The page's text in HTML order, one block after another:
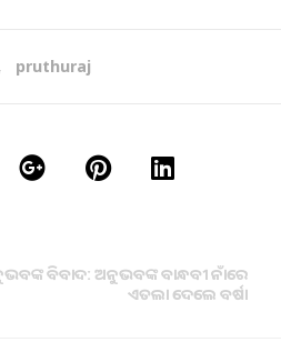
pruthuraj
ବିବାଦ: ଅନୁଭବଙ୍କ ବାନ୍ଧବୀ ନାଁରେ
ଏତଲା ଦେଲେ ବର୍ଷା